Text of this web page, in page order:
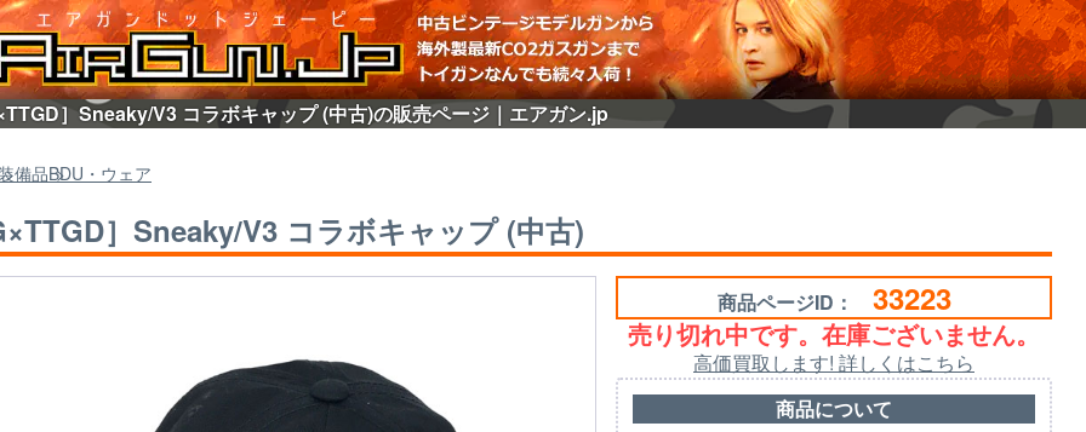
］Sneaky/V3 コラボキャップ (中古)の販売ページ｜エアガン.jp
備品BDU・ウェア
］Sneaky/V3 コラボキャップ (中古)
商品ページID： 33223
売り切れ中です。在庫ございません。
高価買取します! 詳しくはこちら
商品について